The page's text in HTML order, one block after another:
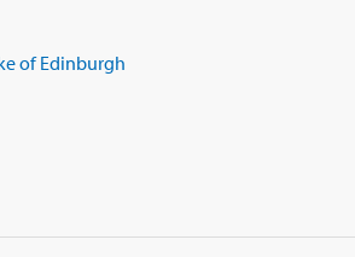
of Edinburgh